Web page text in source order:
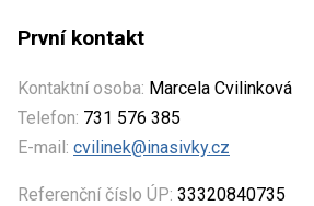
První kontakt
Kontaktní osoba: Marcela Cvilinková
Telefon: 731 576 385
E-mail: cvilinek@inasivky.cz
Referenční číslo ÚP: 33320840735